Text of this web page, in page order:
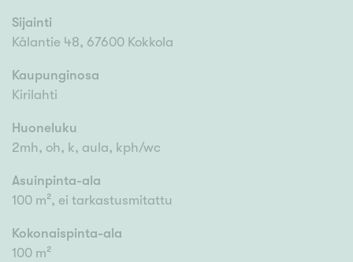
Sijainti
Kålantie 48, 67600 Kokkola
Kaupunginosa
Kirilahti
Huoneluku
2mh, oh, k, aula, kph/wc
Asuinpinta-ala
100 m², ei tarkastusmitattu
Kokonaispinta-ala
100 m²